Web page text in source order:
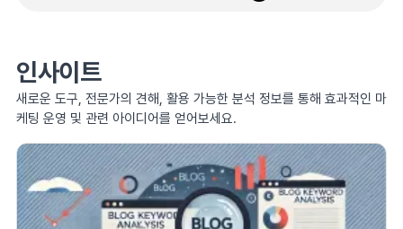
인사이트
새로운 도구, 전문가의 견해, 활용 가능한 분석 정보를 통해 효과적인 마
케팅 운영 및 관련 아이디어를 얻어보세요.